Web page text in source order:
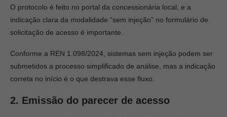
O protocolo é feito no portal da concessionária local, e a
indicação clara da modalidade “sem injeção” no formulário de
solicitação de acesso é importante.
Conforme a REN 1.098/2024, sistemas sem injeção podem ser
submetidos a processo simplificado de análise, mas a indicação
correta no início é o que destrava esse fluxo.
2. Emissão do parecer de acesso